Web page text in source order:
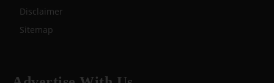
Disclaimer
Sitemap